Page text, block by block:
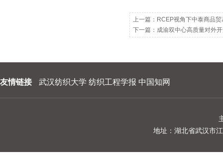
上一篇： RCEP视角下中泰商品
下一篇： 成渝双中心高质量对外
友情链接 武汉纺织大学 纺织工程学报 中国知网
地址：湖北省武汉市